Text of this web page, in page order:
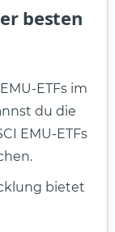
besten
ETFs im
du die
EMU-ETFs
bietet